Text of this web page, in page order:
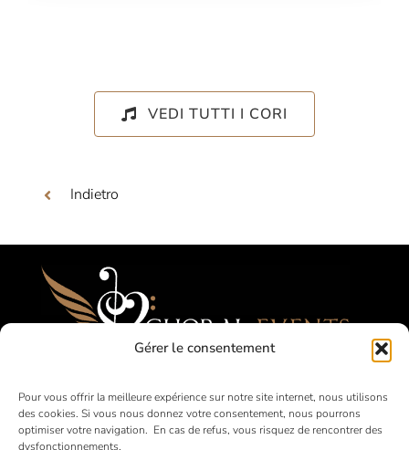
Gérer le consentement
Pour vous offrir la meilleure expérience sur notre site internet, nous utilisons
des cookies. Si vous nous donnez votre consentement, nous pourrons
optimiser votre navigation. En cas de refus, vous risquez de rencontrer des
dysfonctionnements.
VEDI TUTTI I CORI
Indietro
Festival, Concorsi, Tournées per Cori
Amatoriali